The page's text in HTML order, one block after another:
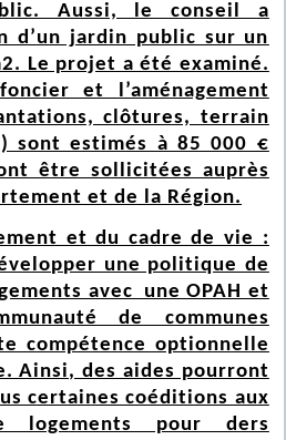
Aussi, le conseil a
d’un jardin public sur un
Le projet a été examiné.
et l’aménagement
clôtures, terrain
sont estimés à 85 000 €
être sollicitées auprès
et de la Région.
et du cadre de vie :
une politique de
avec une OPAH et
de communes
compétence optionnelle
Ainsi, des aides pourront
certaines coéditions aux
logements pour ders